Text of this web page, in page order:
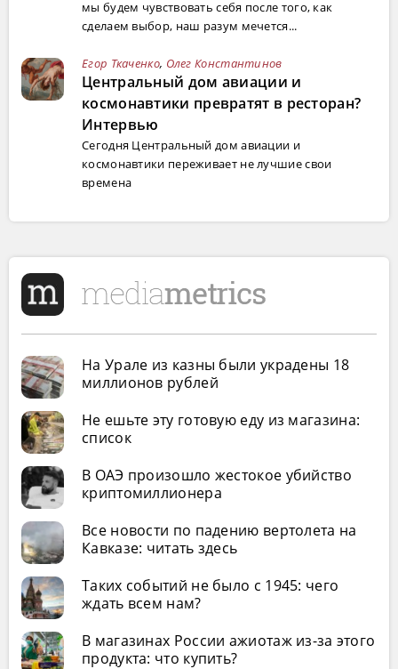
мы будем чувствовать себя после того, как
сделаем выбор, наш разум мечется...
Егор Ткаченко, Олег Константинов
Центральный дом авиации и
космонавтики превратят в ресторан?
Интервью
Сегодня Центральный дом авиации и
космонавтики переживает не лучшие свои
времена
На Урале из казны были украдены 18
миллионов рублей
Не ешьте эту готовую еду из магазина:
список
В ОАЭ произошло жестокое убийство
криптомиллионера
Все новости по падению вертолета на
Кавказе: читать здесь
Таких событий не было с 1945: чего
ждать всем нам?
В магазинах России ажиотаж из-за этого
продукта: что купить?